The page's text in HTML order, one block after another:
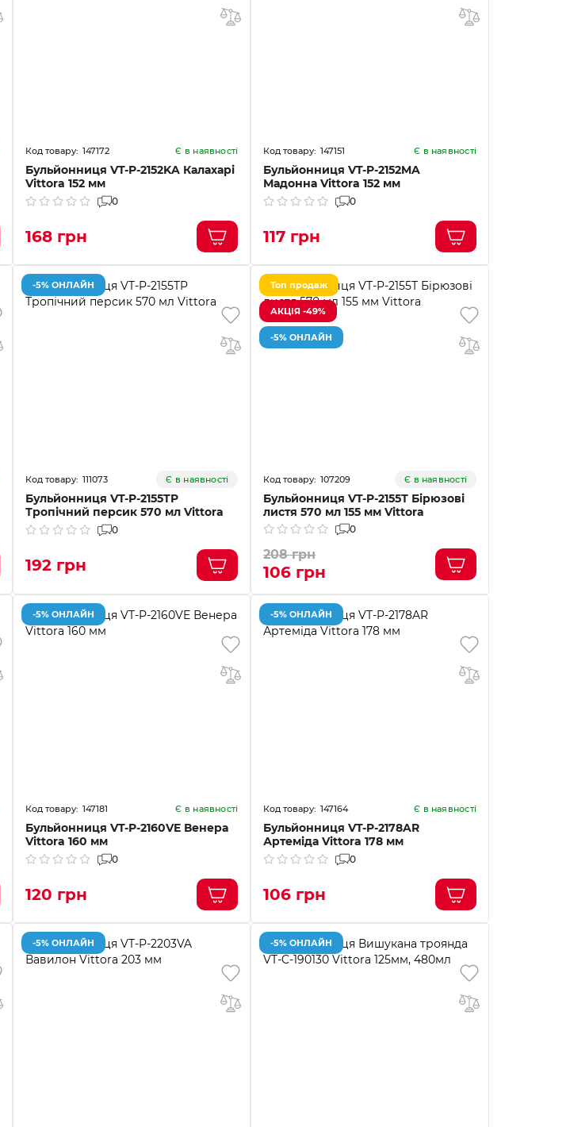
147172 Є в наявності
Бульйонниця VT-P-2152KA Калахарі
Vittora 152 мм
0
168 грн
147151 Є в наявності
Бульйонниця VT-P-2152MA
Мадонна Vittora 152 мм
0
117 грн
-5% ОНЛАЙН
111073 Є в наявності
Бульйонниця VT-P-2155TP
Тропічний персик 570 мл Vittora
0
192 грн
Топ продаж
АКЦІЯ -49%
-5% ОНЛАЙН
107209 Є в наявності
Бульйонниця VT-P-2155Т Бірюзові
листя 570 мл 155 мм Vittora
0
208 грн
106 грн
-5% ОНЛАЙН
147181 Є в наявності
Бульйонниця VT-P-2160VE Венера
Vittora 160 мм
0
120 грн
-5% ОНЛАЙН
147164 Є в наявності
Бульйонниця VT-P-2178AR
Артеміда Vittora 178 мм
0
106 грн
-5% ОНЛАЙН -5% ОНЛАЙН